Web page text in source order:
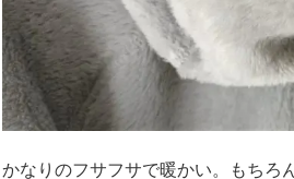
かなりのフサフサで暖かい。もちろ